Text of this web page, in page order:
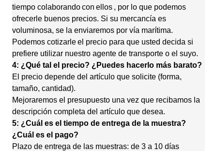
tiempo colaborandocon ellos , por lo que podemos
ofrecerle buenos precios. Si su mercancía es
voluminosa, se la enviaremos por vía marítima.
Podemos cotizarleel precio para que usted decida si
prefiere utilizar nuestro agente de transporte o el suyo.
4: ¿Qué tal el precio? ¿Puedes hacerlo más barato?
El precio depende del artículo que solicite (forma,
tamaño, cantidad).
Mejoraremos el presupuesto una vez que recibamos la
descripción completa del artículo que desea.
5: ¿Cuál es el tiempo de entrega de la muestra?
¿Cuál es el pago?
Plazo de entrega de las muestras: de 3 a 10 días